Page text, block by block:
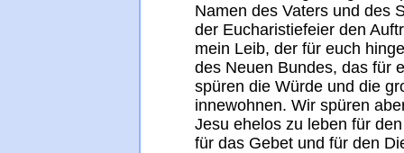
Namen des Vaters und des
der Eucharistiefeier den
mein Leib, der für euch
des Neuen Bundes, das für
spüren die Würde und die
innewohnen. Wir spüren
Jesu ehelos zu leben für
für das Gebet und für den